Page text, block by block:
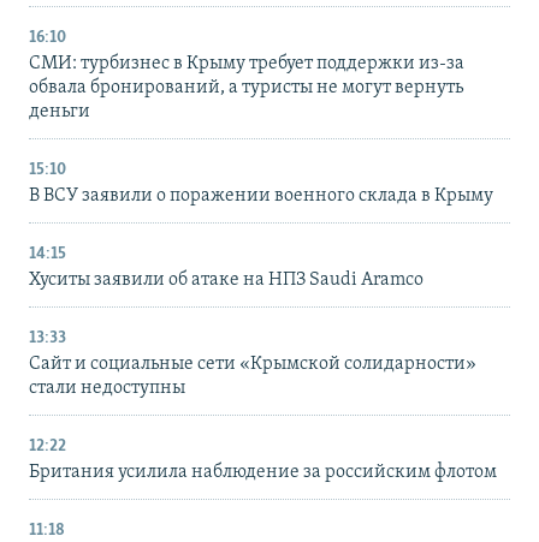
16:10
СМИ: турбизнес в Крыму требует поддержки из-за
обвала бронирований, а туристы не могут вернуть
деньги
15:10
В ВСУ заявили о поражении военного склада в Крыму
14:15
Хуситы заявили об атаке на НПЗ Saudi Aramco
13:33
Сайт и социальные сети «Крымской солидарности»
стали недоступны
12:22
Британия усилила наблюдение за российским флотом
11:18